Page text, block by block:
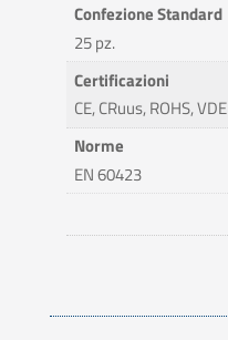
Confezione Standard
25 pz.
Certificazioni
CE, CRuus, ROHS, VDE
Norme
EN 60423